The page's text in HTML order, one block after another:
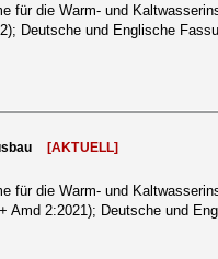
für die Warm- und
Deutsche und Englische
[AKTUELL]
für die Warm- und
Amd 2:2021); Deutsche und